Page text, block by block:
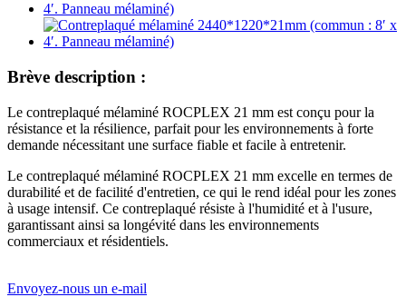
Brève description :
Le contreplaqué mélaminé ROCPLEX 21 mm est conçu pour la
résistance et la résilience, parfait pour les environnements à forte
demande nécessitant une surface fiable et facile à entretenir.
Le contreplaqué mélaminé ROCPLEX 21 mm excelle en termes de
durabilité et de facilité d'entretien, ce qui le rend idéal pour les zones
à usage intensif. Ce contreplaqué résiste à l'humidité et à l'usure,
garantissant ainsi sa longévité dans les environnements
commerciaux et résidentiels.
Envoyez-nous un e-mail